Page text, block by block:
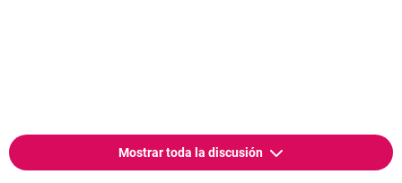
Mostrar toda la discusión